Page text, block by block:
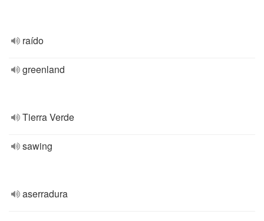
raído
greenland
Tierra Verde
sawing
aserradura